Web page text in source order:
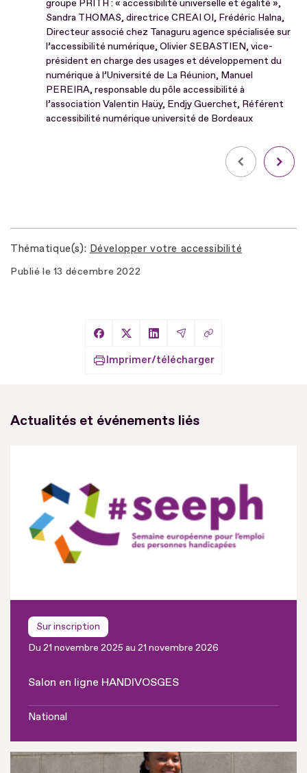
groupe PRITH : « accessibilité universelle et égalité »,
Sandra THOMAS, directrice CREAI OI, Frédéric Halna,
Directeur associé chez Tanaguru agence spécialisée sur
l’accessibilité numérique, Olivier SEBASTIEN, vice-
président en charge des usages et développement du
numérique à l’Université de La Réunion, Manuel
PEREIRA, responsable du pôle accessibilité à
l’association Valentin Haüy, Endjy Guerchet, Référent
accessibilité numérique université de Bordeaux
Thématique(s) Développer votre accessibilité
Publié le 13 décembre 2022
Partager sur Facebook
Partager sur X
Partager sur LinkedIn
Partager par Email
Copier le lien
Imprimer/télécharger
Actualités et événements liés
Sur inscription
Du 21 novembre 2025 au 21 novembre 2026
Salon en ligne HANDIVOSGES
National